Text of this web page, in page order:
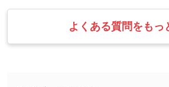
・1色印刷でグラデーションや濃
い
また、お選びいただいた印刷色
ない場合や仕上がりに影響しそ
・お届け時に商品が損傷・故障
・ご注文と異なる商品が届いた
・印刷不良があった場合
業日以内に担当スタッフよりメ
いたします。
お急ぎの場合はお電話でのご質
よくある質問をもっ